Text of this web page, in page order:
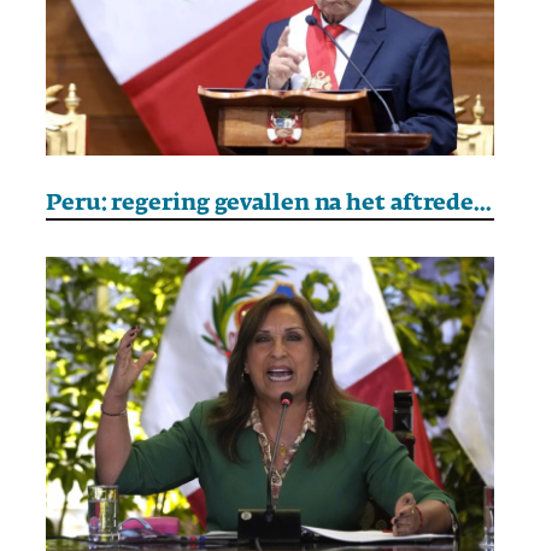
Peru: regering gevallen na het aftreden van de premier